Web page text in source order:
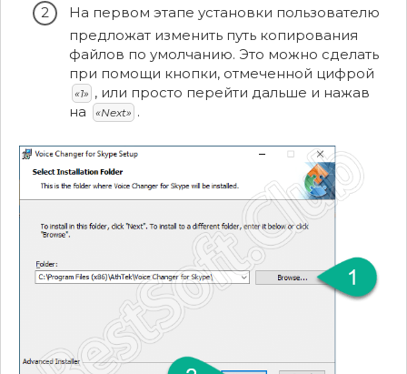
На первом этапе установки пользователю
предложат изменить путь копирования
файлов по умолчанию. Это можно сделать
при помощи кнопки, отмеченной цифрой
«1» , или просто перейти дальше и нажав
на
«Next» .